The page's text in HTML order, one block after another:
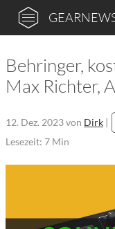
Behringer,
Max Richter,
12. Dez. 2023von Dirk |
Lesezeit: 7 Min